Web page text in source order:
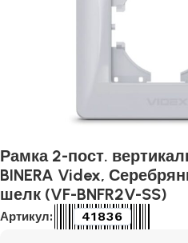
Рамка 2-пост.
BINERA Videx,
шелк (VF-BNFR2V-SS)
Артикул: 41836